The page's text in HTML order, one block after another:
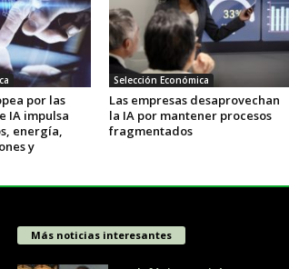
por las
IA impulsa
energía,
y
Selección Económica
Las empresas desaprovechan
la IA por mantener procesos
fragmentados
Más noticias interesantes